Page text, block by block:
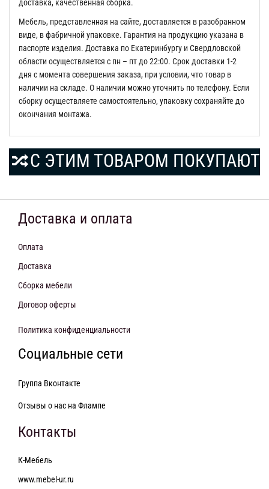
доставка, качественная сборка.
Мебель, представленная на сайте, доставляется в разобранном
виде, в фабричной упаковке. Гарантия на продукцию указана в
паспорте изделия. Доставка по Екатеринбургу и Свердловской
области осуществляется с пн – пт до 22:00. Срок доставки 1-2
дня с момента совершения заказа, при условии, что товар в
наличии на складе. О наличии можно уточнить по телефону. Если
сборку осуществляете самостоятельно, упаковку сохраняйте до
окончания монтажа.
С ЭТИМ ТОВАРОМ ПОКУПАЮТ
Доставка и оплата
Оплата
Доставка
Сборка мебели
Договор оферты
Политика конфиденциальности
Социальные сети
Группа Вконтакте
Отзывы о нас на Флампе
Контакты
К-Мебель
www.mebel-ur.ru